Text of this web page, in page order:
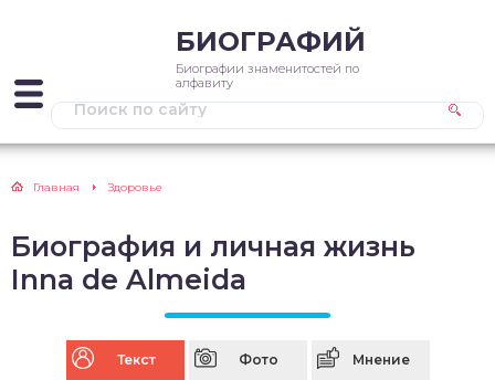
БИОГРАФИЙ
Биографии знаменитостей по
алфавиту
Главная Здоровье
Биография и личная жизнь
Inna de Almeida
Текст Фото Мнение